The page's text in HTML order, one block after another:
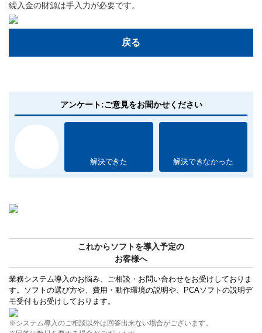
繰入金の財源は手入力が必要です。
戻る
アンケート:ご意見をお聞かせください
解決できた 解決できなかった
これからソフトを導入予定の
お客様へ
業務システム導入のお悩み、ご相談・お問い合わせをお受けしておりま
す。ソフトの選び方や、費用・動作環境の説明や、PCAソフトの説明デ
モ受付もお受けしております。
※システム導入のご相談以外は回答出来ない場合がございます。